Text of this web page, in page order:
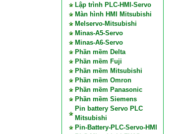
Lập trình PLC-HMI-Servo
Màn hình HMI Mitsubishi
Melservo-Mitsubishi
Minas-A5-Servo
Minas-A6-Servo
Phần mềm Delta
Phần mềm Fuji
Phần mềm Mitsubishi
Phần mềm Omron
Phần mềm Panasonic
Phần mềm Siemens
Pin battery Servo PLC
Mitsubishi
Pin-Battery-PLC-Servo-HMI